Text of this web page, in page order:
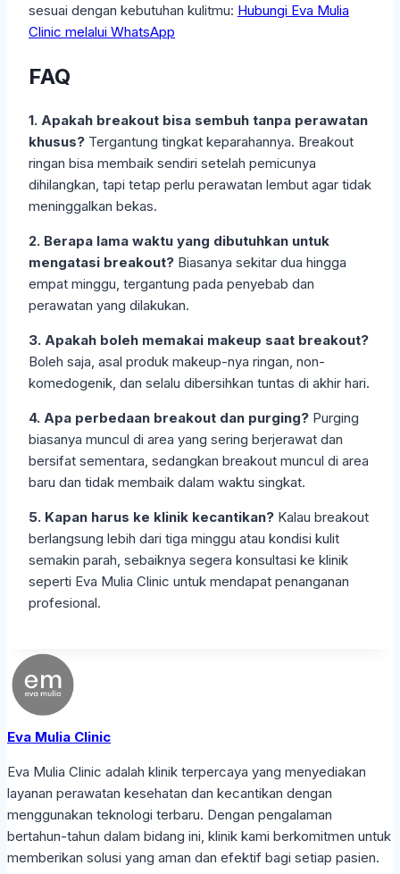
sesuai dengan kebutuhan kulitmu: Hubungi Eva Mulia
Clinic melalui WhatsApp
FAQ
1. Apakah breakout bisa sembuh tanpa perawatan
khusus? Tergantung tingkat keparahannya. Breakout
ringan bisa membaik sendiri setelah pemicunya
dihilangkan, tapi tetap perlu perawatan lembut agar tidak
meninggalkan bekas.
2. Berapa lama waktu yang dibutuhkan untuk
mengatasi breakout? Biasanya sekitar dua hingga
empat minggu, tergantung pada penyebab dan
perawatan yang dilakukan.
3. Apakah boleh memakai makeup saat breakout?
Boleh saja, asal produk makeup-nya ringan, non-
komedogenik, dan selalu dibersihkan tuntas di akhir hari.
4. Apa perbedaan breakout dan purging? Purging
biasanya muncul di area yang sering berjerawat dan
bersifat sementara, sedangkan breakout muncul di area
baru dan tidak membaik dalam waktu singkat.
5. Kapan harus ke klinik kecantikan? Kalau breakout
berlangsung lebih dari tiga minggu atau kondisi kulit
semakin parah, sebaiknya segera konsultasi ke klinik
seperti Eva Mulia Clinic untuk mendapat penanganan
profesional.
Eva Mulia Clinic
Eva Mulia Clinic adalah klinik terpercaya yang menyediakan
layanan perawatan kesehatan dan kecantikan dengan
menggunakan teknologi terbaru. Dengan pengalaman
bertahun-tahun dalam bidang ini, klinik kami berkomitmen untuk
memberikan solusi yang aman dan efektif bagi setiap pasien.